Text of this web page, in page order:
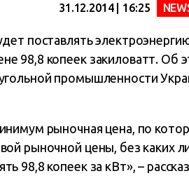
31.12.2014 | 16:25
поставлять
98,8 копеек закиловатт. Об
угольной промышленности
рыночная цена, по
рыночной цены, без каких
98,8 копеек за кВт», –